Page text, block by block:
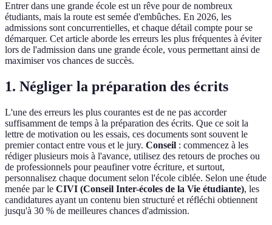
Entrer dans une grande école est un rêve pour de nombreux
étudiants, mais la route est semée d'embûches. En 2026, les
admissions sont concurrentielles, et chaque détail compte pour se
démarquer. Cet article aborde les erreurs les plus fréquentes à éviter
lors de l'admission dans une grande école, vous permettant ainsi de
maximiser vos chances de succès.
1. Négliger la préparation des écrits
L'une des erreurs les plus courantes est de ne pas accorder
suffisamment de temps à la préparation des écrits. Que ce soit la
lettre de motivation ou les essais, ces documents sont souvent le
premier contact entre vous et le jury. Conseil : commencez à les
rédiger plusieurs mois à l'avance, utilisez des retours de proches ou
de professionnels pour peaufiner votre écriture, et surtout,
personnalisez chaque document selon l'école ciblée. Selon une étude
menée par le CIVI (Conseil Inter-écoles de la Vie étudiante), les
candidatures ayant un contenu bien structuré et réfléchi obtiennent
jusqu'à 30 % de meilleures chances d'admission.